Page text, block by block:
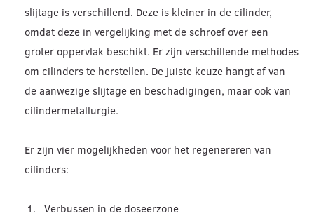
slijtage is verschillend. Deze is kleiner in de cilinder,
omdat deze in vergelijking met de schroef over een
groter oppervlak beschikt. Er zijn verschillende methodes
om cilinders te herstellen. De juiste keuze hangt af van
de aanwezige slijtage en beschadigingen, maar ook van
cilindermetallurgie.
Er zijn vier mogelijkheden voor het regenereren van
cilinders:
Verbussen in de doseerzone